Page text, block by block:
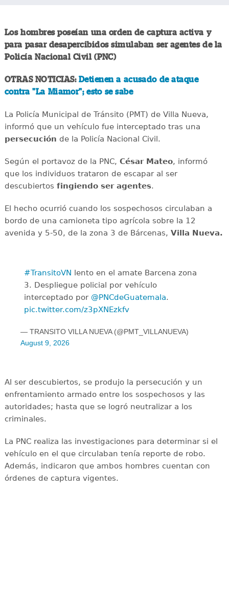
Los hombres poseían una orden de captura activa y
para pasar desapercibidos simulaban ser agentes de la
Policía Nacional Civil (PNC)
OTRAS NOTICIAS: Detienen a acusado de ataque
contra "La Miamor"; esto se sabe
La Policía Municipal de Tránsito (PMT) de Villa Nueva,
informó que un vehículo fue interceptado tras una
persecución de la Policía Nacional Civil.
Según el portavoz de la PNC, César Mateo, informó
que los individuos trataron de escapar al ser
descubiertos fingiendo ser agentes.
El hecho ocurrió cuando los sospechosos circulaban a
bordo de una camioneta tipo agrícola sobre la 12
avenida y 5-50, de la zona 3 de Bárcenas, Villa Nueva.
#TransitoVN
lento en el amate Barcena zona
3. Despliegue policial por vehículo
interceptado por @PNCdeGuatemala.
pic.twitter.com/z3pXNEzkfv
— TRANSITO VILLA NUEVA (@PMT_VILLANUEVA)
August 9, 2026
Al ser descubiertos, se produjo la persecución y un
enfrentamiento armado entre los sospechosos y las
autoridades; hasta que se logró neutralizar a los
criminales.
La PNC realiza las investigaciones para determinar si el
vehículo en el que circulaban tenía reporte de robo.
Además, indicaron que ambos hombres cuentan con
órdenes de captura vigentes.